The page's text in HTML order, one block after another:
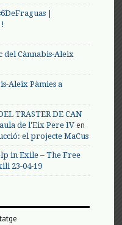
|
del Cànnabis-Aleix
Aleix Pàmies a
TRASTER DE CAN
de l'Eix Pere IV en
el projecte MaCus
in Exile – The Free
23-04-19